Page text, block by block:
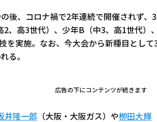
後、コロナ禍で2年連続で開催されず、
2、高3世代）、少年B（中3、高1世代）
を実施。なお、今大会から新種目とし
る。
広告の下にコンテンツが続きます
井隆一郎 （大阪・大阪ガス）や栁田大輝